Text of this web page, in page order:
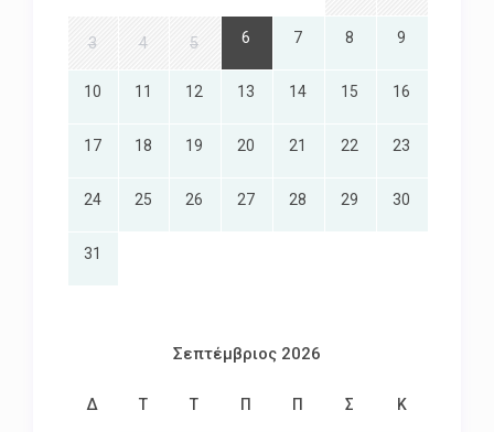
3 4 5 6 7 8 9
10 11 12 13 14 15 16
17 18 19 20 21 22 23
24 25 26 27 28 29 30
31
Σεπτέμβριος 2026
Δ Τ Τ Π Π Σ Κ